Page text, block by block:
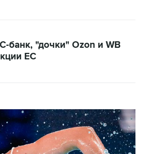
"дочки" Ozon и WB
ЕС